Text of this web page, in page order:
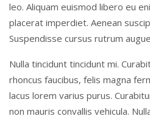
leo. Aliquam euismod libero eu
placerat imperdiet. Aenean
Suspendisse cursus rutrum
Nulla tincidunt tincidunt mi.
rhoncus faucibus, felis magna
lacus lorem varius purus.
non mauris convallis vehicula.